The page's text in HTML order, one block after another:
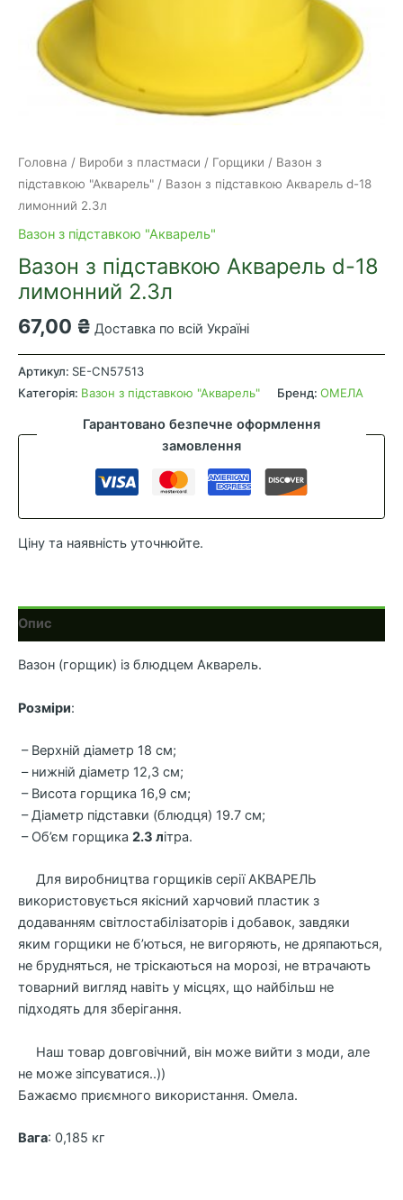
Головна / Вироби з пластмаси / Горщики / Вазон з
підставкою "Акварель" / Вазон з підставкою Акварель d-18
лимонний 2.3л
Вазон з підставкою "Акварель"
Вазон з підставкою Акварель d-18
лимонний 2.3л
67,00 ₴ Доставка по всій Україні
Вазон
з
підставкою
d-
кількість
Артикул: SE-CN57513
Категорія: Вазон з підставкою "Акварель" Бренд: ОМЕЛА
Гарантовано безпечне оформлення
замовлення
Ціну та наявність уточнюйте.
Опис
Вазон (горщик) із блюдцем Акварель.
Розміри:
– Верхній діаметр 18 см;
– нижній діаметр 12,3 см;
– Висота горщика 16,9 см;
– Діаметр підставки (блюдця) 19.7 см;
– Об’єм горщика 2.3 літра.
Для виробництва горщиків серії АКВАРЕЛЬ
використовується якісний харчовий пластик з
додаванням світлостабілізаторів і добавок, завдяки
яким горщики не б’ються, не вигоряють, не дряпаються,
не брудняться, не тріскаються на морозі, не втрачають
товарний вигляд навіть у місцях, що найбільш не
підходять для зберігання.
Наш товар довговічний, він може вийти з моди, але
не може зіпсуватися..))
Бажаємо приємного використання. Омела.
Вага: 0,185 кг